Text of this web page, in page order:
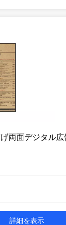
両面デジタル
詳細を表示